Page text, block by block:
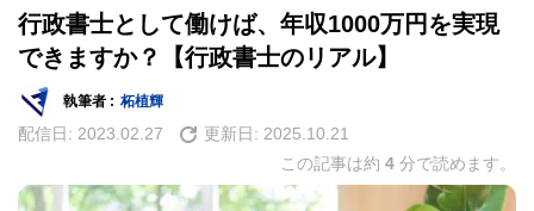
行政書士として働けば、年収1000万円を実現
できますか？【行政書士のリアル】
執筆者 : 柘植輝
配信日: 2023.02.27 更新日: 2025.10.21
この記事は約 4 分で読めます。